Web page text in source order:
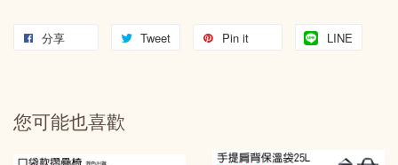
分享 Tweet Pin it LINE
您可能也喜歡